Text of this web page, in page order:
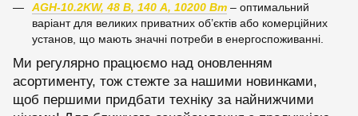
AGH-10.2KW, 48 В, 140 А, 10200 Вт – оптимальний
варіант для великих приватних об’єктів або комерційних
установ, що мають значні потреби в енергоспоживанні.
Ми регулярно працюємо над оновленням
асортименту, тож стежте за нашими новинками,
щоб першими придбати техніку за найнижчими